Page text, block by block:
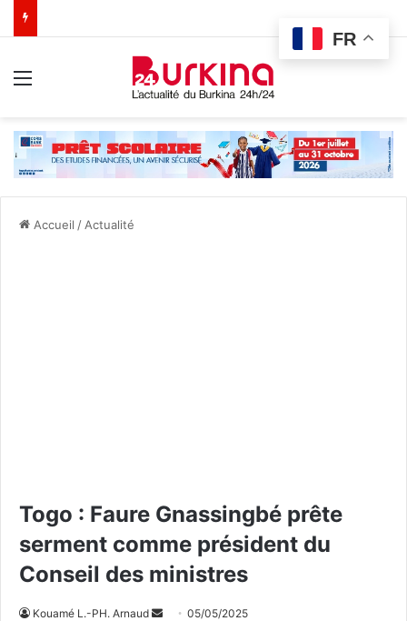
Accueil / Actualité
Togo : Faure Gnassingbé prête
serment comme président du
Conseil des ministres
Kouamé L.-PH. Arnaud 05/05/2025
FR